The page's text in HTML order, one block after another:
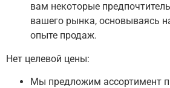
вам некоторые
вашего рынка, основываясь
опыте продаж.
Нет целевой цены:
Мы предложим ассортимент